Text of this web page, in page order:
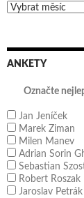
Archivy
ANKETY
Označte
Jan Jeníček
Marek Ziman
Milen Manev
Adrian Sorin
Sebastian
Robert Roszak
Jaroslav Petrák